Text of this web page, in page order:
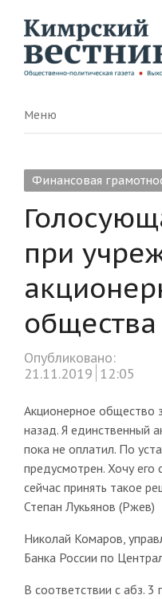
Menu
Меню
Финансовая
при
общества
Опубликовано:
21.11.2019 12:05
Акционерное общество
назад. Я единственный
пока не оплатил. По
предусмотрен. Хочу его
сейчас принять такое
Степан Лукьянов (Ржев)
Николай Комаров,
Банка России по
В соответствии с абз. 3